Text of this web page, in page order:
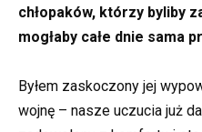
chłopaków, którzy byliby
mogłaby całe dnie sama
Byłem zaskoczony jej
wojnę – nasze uczucia już